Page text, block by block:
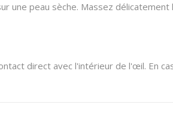
une peau sèche. Massez
direct avec l'intérieur de l'œil. En